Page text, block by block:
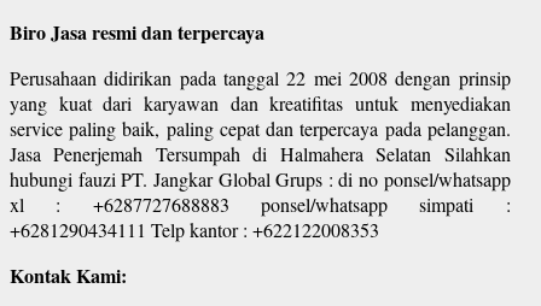
Biro Jasa resmi dan terpercaya
Perusahaan didirikan pada tanggal 22 mei 2008 dengan prinsip
yang kuat dari karyawan dan kreatifitas untuk menyediakan
service paling baik, paling cepat dan terpercaya pada pelanggan.
Jasa Penerjemah Tersumpah di Halmahera Selatan Silahkan
hubungi fauzi PT. Jangkar Global Grups : di no ponsel/whatsapp
xl : +6287727688883 ponsel/whatsapp simpati :
+6281290434111 Telp kantor : +622122008353
Kontak Kami: